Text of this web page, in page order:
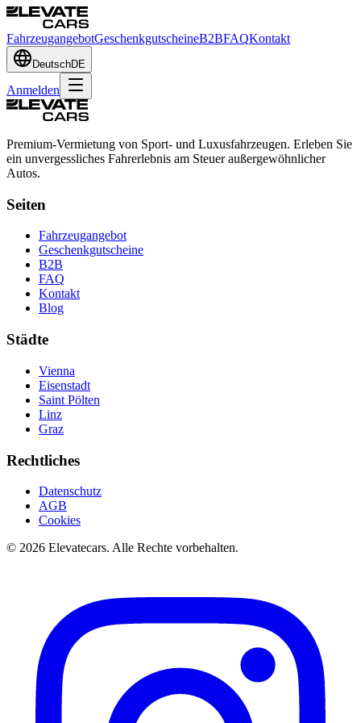
FahrzeugangebotGeschenkgutscheineB2BFAQKontakt
DeutschDE
Anmelden
Premium-Vermietung von Sport- und Luxusfahrzeugen. Erleben Sie
ein unvergessliches Fahrerlebnis am Steuer außergewöhnlicher
Autos.
Seiten
Fahrzeugangebot
Geschenkgutscheine
B2B
FAQ
Kontakt
Blog
Städte
Vienna
Eisenstadt
Saint Pölten
Linz
Graz
Rechtliches
Datenschutz
AGB
Cookies
© 2026 Elevatecars. Alle Rechte vorbehalten.